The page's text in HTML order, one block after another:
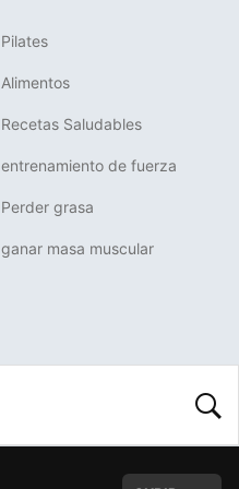
Pilates
Alimentos
Recetas Saludables
entrenamiento de fuerza
Perder grasa
ganar masa muscular